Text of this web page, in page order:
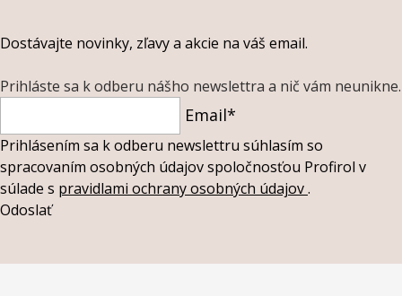
Dostávajte novinky, zľavy a akcie na váš email.
Prihláste sa k odberu nášho newslettra a nič vám neunikne.
Email*
Prihlásením sa k odberu newslettru súhlasím so
spracovaním osobných údajov spoločnosťou Profirol v
súlade s pravidlami ochrany osobných údajov.
Odoslať